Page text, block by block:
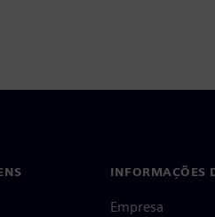
INFORMAÇÕES
Empresa